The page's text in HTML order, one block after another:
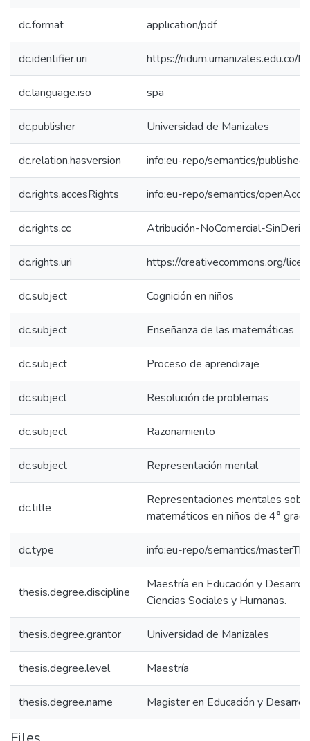
dc.format application/pdf
dc.identifier.uri https://
dc.language.iso spa
dc.publisher Universidad de Manizales
dc.relation.hasversion info:eu-repo/semantics/
dc.rights.accesRights info:eu-repo/semantics/
dc.rights.cc Atribución-NoComercial-
dc.rights.uri https://creativecommons.org/
dc.subject Cognición en niños
dc.subject Enseñanza de las matemáticas
dc.subject Proceso de aprendizaje
dc.subject Resolución de problemas
dc.subject Razonamiento
dc.subject Representación mental
dc.title
Representaciones mentales
matemáticos en niños de 4°
dc.type info:eu-repo/semantics/
thesis.degree.discipline
Maestría en Educación y
Ciencias Sociales y Humanas.
thesis.degree.grantor Universidad de Manizales
thesis.degree.level Maestría
thesis.degree.name Magister en Educación y